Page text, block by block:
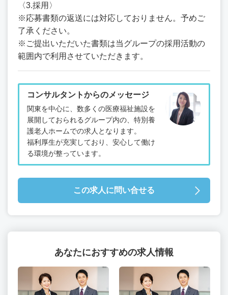
〈3.採用〉
※応募書類の返送には対応しておりません。予めご
了承ください。
※ご提出いただいた書類は当グループの採用活動の
範囲内で利用させていただきます。
コンサルタントからのメッセージ
関東を中心に、数多くの医療福祉施設を
展開しておられるグループ内の、特別養
護老人ホームでの求人となります。
福利厚生が充実しており、安心して働け
る環境が整っています。
この求人に問い合せる
あなたにおすすめの求人情報